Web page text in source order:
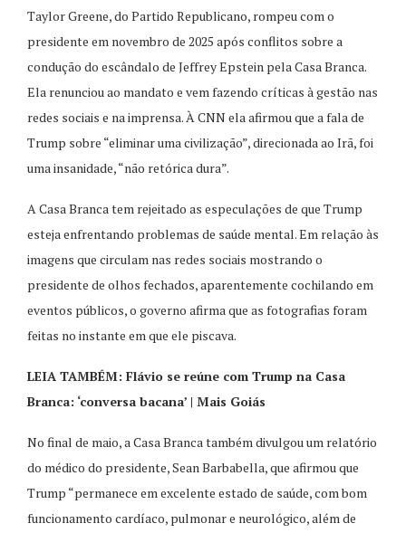
Taylor Greene, do Partido Republicano, rompeu com o
presidente em novembro de 2025 após conflitos sobre a
condução do escândalo de Jeffrey Epstein pela Casa Branca.
Ela renunciou ao mandato e vem fazendo críticas à gestão nas
redes sociais e na imprensa. À CNN ela afirmou que a fala de
Trump sobre “eliminar uma civilização”, direcionada ao Irã, foi
uma insanidade, “não retórica dura”.
A Casa Branca tem rejeitado as especulações de que Trump
esteja enfrentando problemas de saúde mental. Em relação às
imagens que circulam nas redes sociais mostrando o
presidente de olhos fechados, aparentemente cochilando em
eventos públicos, o governo afirma que as fotografias foram
feitas no instante em que ele piscava.
LEIA TAMBÉM: Flávio se reúne com Trump na Casa
Branca: ‘conversa bacana’ | Mais Goiás
No final de maio, a Casa Branca também divulgou um relatório
do médico do presidente, Sean Barbabella, que afirmou que
Trump “permanece em excelente estado de saúde, com bom
funcionamento cardíaco, pulmonar e neurológico, além de